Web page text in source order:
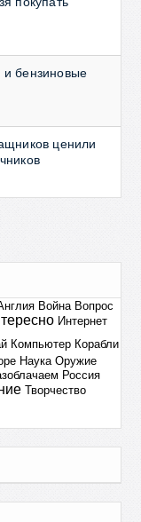
и бензиновые
ценили
Война Вопрос
Интернет
Компьютер Корабли
Наука Оружие
Россия
Творчество